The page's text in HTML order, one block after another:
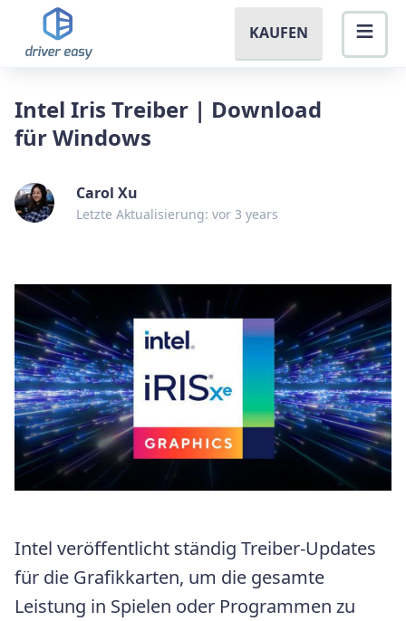
KAUFEN
Intel Iris Treiber | Download
für Windows
Carol Xu
Letzte Aktualisierung: vor 3 years
Intel veröffentlicht ständig Treiber-Updates
für die Grafikkarten, um die gesamte
Leistung in Spielen oder Programmen zu